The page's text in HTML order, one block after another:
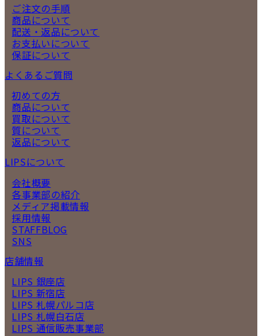
ご注文の手順
商品について
配送・返品について
お支払いについて
保証について
よくあるご質問
初めての方
商品について
買取について
質について
返品について
LIPSについて
会社概要
各事業部の紹介
メディア掲載情報
採用情報
STAFFBLOG
SNS
店舗情報
LIPS 銀座店
LIPS 新宿店
LIPS 札幌パルコ店
LIPS 札幌白石店
LIPS 通信販売事業部